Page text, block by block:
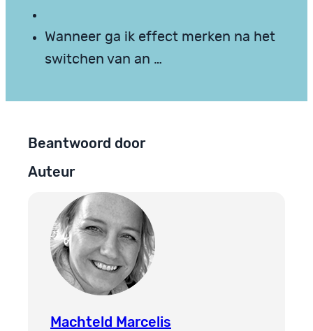
Wanneer ga ik effect merken na het
switchen van an …
Beantwoord door
Auteur
Machteld Marcelis